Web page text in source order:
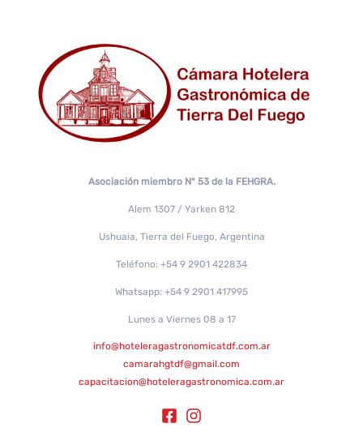
Asociación miembro N° 53 de la FEHGRA.
Alem 1307 / Yarken 812
Ushuaia, Tierra del Fuego, Argentina
Teléfono: +54 9 2901 422834
Whatsapp: +54 9 2901 417995
Lunes a Viernes 08 a 17
info@hoteleragastronomicatdf.com.ar
camarahgtdf@gmail.com
capacitacion@hoteleragastronomica.com.ar